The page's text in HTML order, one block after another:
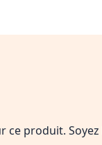
ce produit.